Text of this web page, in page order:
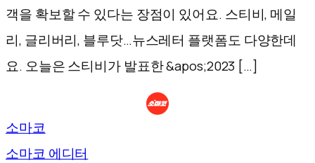
객을 확보할 수 있다는 장점이 있어요. 스티비, 메일
리, 글리버리, 블루닷…뉴스레터 플랫폼도 다양한데
요. 오늘은 스티비가 발표한 &apos;2023 […]
소마코
소마코 에디터